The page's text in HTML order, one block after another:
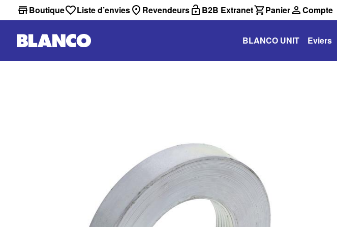
Boutique Liste d’envies Revendeurs B2B Extranet Panier Compte
BLANCO UNIT Eviers